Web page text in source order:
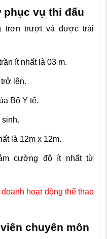
vụ thi đấu
trơn trượt và được trải
ít nhất là 03 m.
lên.
Bộ Y tế.
sinh.
là 12m x 12m.
cường độ ít nhất từ
hoạt động thể thao
chuyên môn